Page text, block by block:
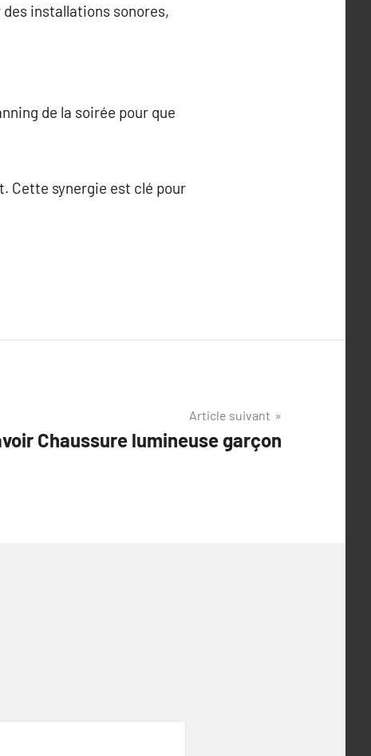
installations sonores,
de la soirée pour que
Cette synergie est clé pour
Article suivant
Chaussure lumineuse garçon